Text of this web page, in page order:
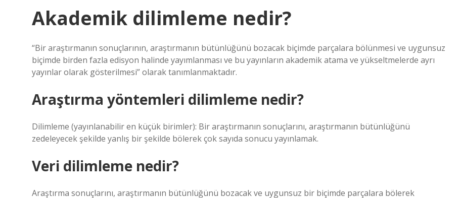
Akademik dilimleme nedir?
“Bir araştırmanın sonuçlarının, araştırmanın bütünlüğünü bozacak biçimde parçalara bölünmesi ve uygunsuz
biçimde birden fazla edisyon halinde yayımlanması ve bu yayınların akademik atama ve yükseltmelerde ayrı
yayınlar olarak gösterilmesi” olarak tanımlanmaktadır.
Araştırma yöntemleri dilimleme nedir?
Dilimleme (yayınlanabilir en küçük birimler): Bir araştırmanın sonuçlarını, araştırmanın bütünlüğünü
zedeleyecek şekilde yanlış bir şekilde bölerek çok sayıda sonucu yayınlamak.
Veri dilimleme nedir?
Araştırma sonuçlarını, araştırmanın bütünlüğünü bozacak ve uygunsuz bir biçimde parçalara bölerek